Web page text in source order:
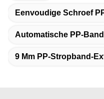
Eenvoudige Schroef
Automatische PP-
9 Mm PP-Stropband-